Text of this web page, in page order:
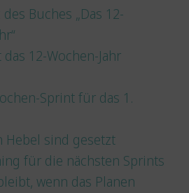
Buches „Das 12-
12-Wochen-Jahr
Sprint für das 1.
Hebel sind gesetzt
für die nächsten Sprints
wenn das Planen